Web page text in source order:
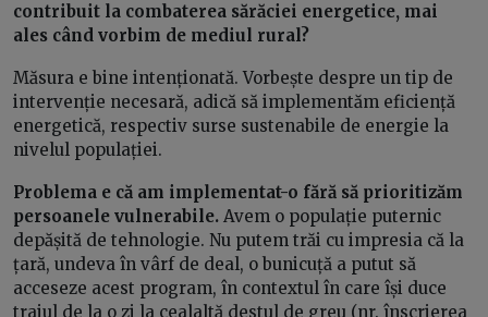
contribuit la combaterea sărăciei energetice, mai
ales când vorbim de mediul rural?
Măsura e bine intenționată. Vorbește despre un tip de
intervenție necesară, adică să implementăm eficiență
energetică, respectiv surse sustenabile de energie la
nivelul populației.
Problema e că am implementat-o fără să prioritizăm
persoanele vulnerabile. Avem o populație puternic
depășită de tehnologie. Nu putem trăi cu impresia că la
țară, undeva în vârf de deal, o bunicuță a putut să
acceseze acest program, în contextul în care își duce
traiul de la o zi la cealaltă destul de greu (nr. înscrierea